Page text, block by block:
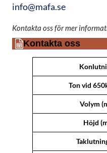
info@mafa.se
Kontakta oss för mer
Kontakta oss
Värde
Ton vid
Volym
Höjd